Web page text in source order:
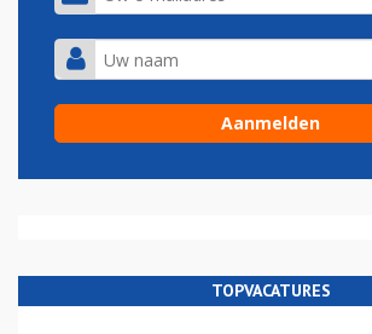
TOPVACATURES